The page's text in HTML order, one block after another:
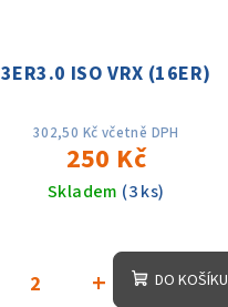
3ER3.0 ISO VRX (16ER)
302,50 Kč včetně DPH
250 Kč
Skladem (3 ks)
+ DO KOŠÍKU